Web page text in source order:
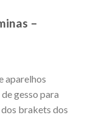
–
aparelhos
gesso para
brakets dos